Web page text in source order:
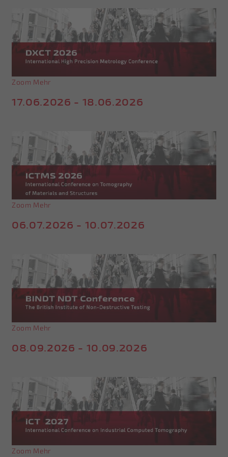
Zoom Mehr
17.06.2026 - 18.06.2026
Zoom Mehr
06.07.2026 - 10.07.2026
Zoom Mehr
08.09.2026 - 10.09.2026
Zoom Mehr